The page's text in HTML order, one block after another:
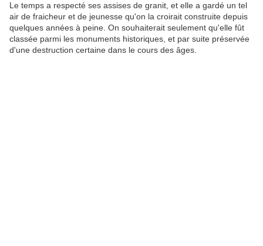
Le temps a respecté ses assises de granit, et elle a gardé un tel
air de fraicheur et de jeunesse qu'on la croirait construite depuis
quelques années à peine. On souhaiterait seulement qu'elle fût
classée parmi les monuments historiques, et par suite préservée
d'une destruction certaine dans le cours des âges.